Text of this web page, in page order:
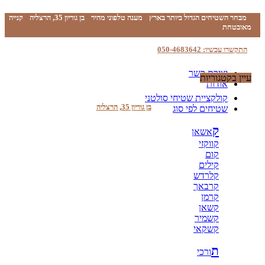
מבחר השטיחים הגדול ביותר בארץ מענה טלפוני מהיר בן גוריון 35, הרצליה
קנייה
מאובטחת
התקשרו עכשיו: 050-4683642
יצירת קשר
אודות
בן גוריון 35, הרצליה
עיין בקטגוריות
קולקציית שטיחי סולטני
שטיחים לפי סוג
קאשאן
קווקזי
קום
קילים
קלרדש
קרבאך
קרמן
קשאן
קשמיר
קשקאי
תורכי